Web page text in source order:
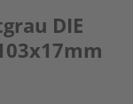
DIE